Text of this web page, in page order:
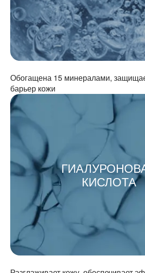
Обогащена 15 минералами,
барьер кожи
КИСЛОТА